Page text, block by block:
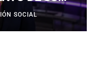
Y
SOCIAL